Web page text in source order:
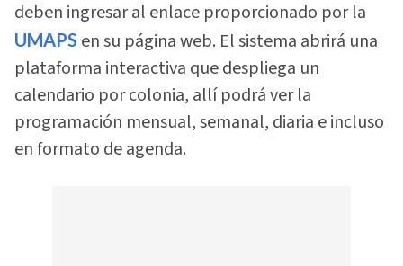
deben ingresar al enlace proporcionado por la
UMAPS en su página web. El sistema abrirá una
plataforma interactiva que despliega un
calendario por colonia, allí podrá ver la
programación mensual, semanal, diaria e incluso
en formato de agenda.